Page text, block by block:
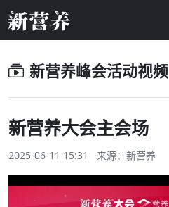
新营养峰会活动视频
新营养大会主会场
2025-06-11 15:31 来源：新营养